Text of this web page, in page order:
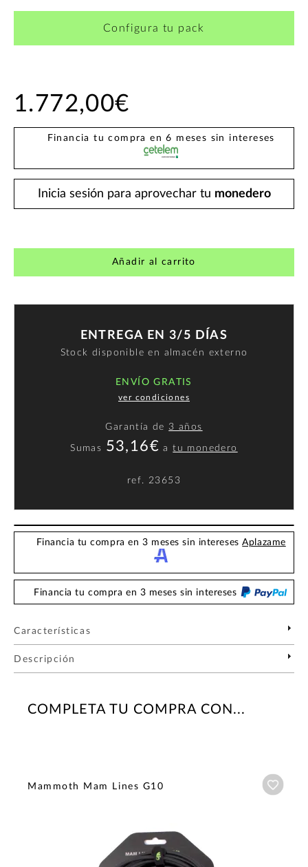
Configura tu pack
1.772,00€
Financia tu compra en 6 meses sin intereses
Inicia sesión para aprovechar tu monedero
Añadir al carrito
ENTREGA EN 3/5 DÍAS
Stock disponible en almacén externo
ENVÍO GRATIS
ver condiciones
Garantía de 3 años
Sumas 53,16€ atu monedero
ref. 23653
Financia tu compra en 3 meses sin interesesAplazame
Financia tu compra en 3 meses sin intereses
Características
Descripción
COMPLETA TU COMPRA CON...
Mammoth Mam Lines G10